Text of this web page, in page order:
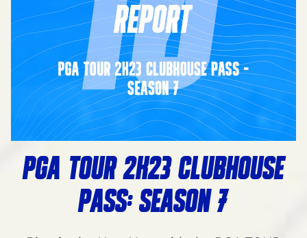
PGA TOUR 2K23 CLUBHOUSE
PASS: SEASON 7